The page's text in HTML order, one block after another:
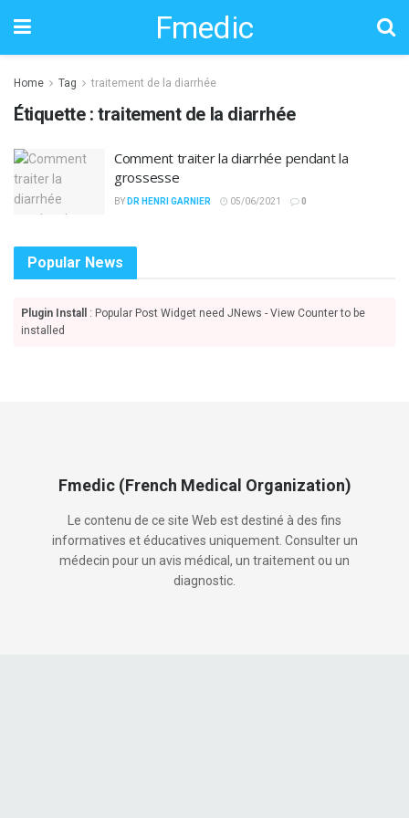
Fmedic
Home Tag traitement de la diarrhée
Étiquette :traitement de la diarrhée
Comment traiter la diarrhée pendant la
grossesse
BY DR HENRI GARNIER 05/06/2021 0
Popular News
Plugin Install
: Popular Post Widget need JNews - View Counter to be
installed
Fmedic (French Medical Organization)
Le contenu de ce site Web est destiné à des fins
informatives et éducatives uniquement. Consulter un
médecin pour un avis médical, un traitement ou un
diagnostic.